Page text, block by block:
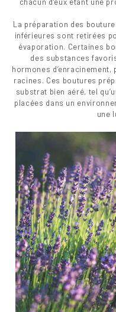
La préparation des
inférieures sont retirées
évaporation. Certaines
des substances
hormones
racines. Ces boutures
substrat bien aéré, tel
placées dans un
une